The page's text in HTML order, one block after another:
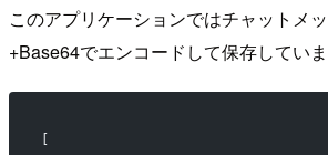
このアプリケーションではチャットメ
+Base64でエンコードして保存してい